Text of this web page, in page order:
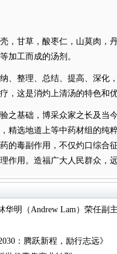
甘草，酸枣仁，山莫肉，
加工而成的汤剂。
整理、总结、提高、深化
，这是消灼上清汤的特色和
基础，博采众家之长及当
精选地道上等中药材组的纯
的毒副作用，不仅灼口综合
作用。造福广大人民群众，
华明（Andrew Lam）荣任副
：腾跃新程，励行志远》